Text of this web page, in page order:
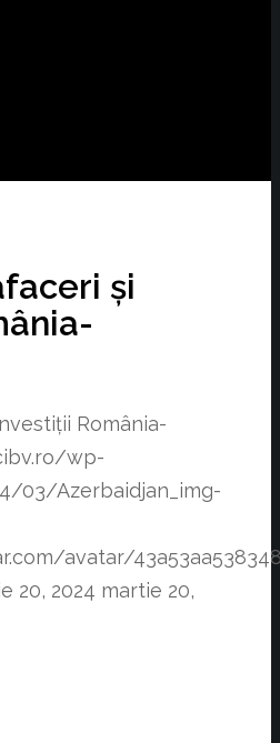
și
România-
wp-
03/Azerbaidjan_img-
avatar/
20, 2024 martie 20,